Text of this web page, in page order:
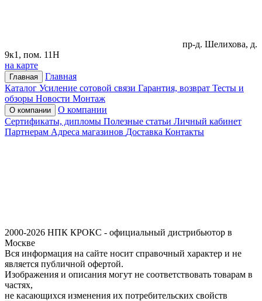
пр-д. Шелихова, д.
9к1, пом. 11Н
на карте
Главная
Главная
Каталог Усиление сотовой связи Гарантия, возврат Тесты и
обзоры Новости Монтаж
О компании
О компании
Сертификаты, дипломы Полезные статьи Личный кабинет
Партнерам Адреса магазинов Доставка Контакты
2000-2026 НПК КРОКС - официальный дистрибьютор в
Москве
Вся информация на сайте носит справочный характер и не
является публичной офертой.
Изображения и описания могут не соответствовать товарам в
частях,
не касающихся изменения их потребительских свойств